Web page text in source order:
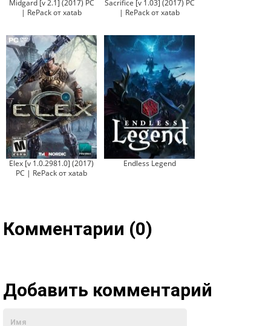
Midgard [v 2.1] (2017) PC
| RePack от xatab
Sacrifice [v 1.03] (2017) PC
| RePack от xatab
Elex [v 1.0.2981.0] (2017)
PC | RePack от xatab
Endless Legend
Комментарии (0)
Добавить комментарий